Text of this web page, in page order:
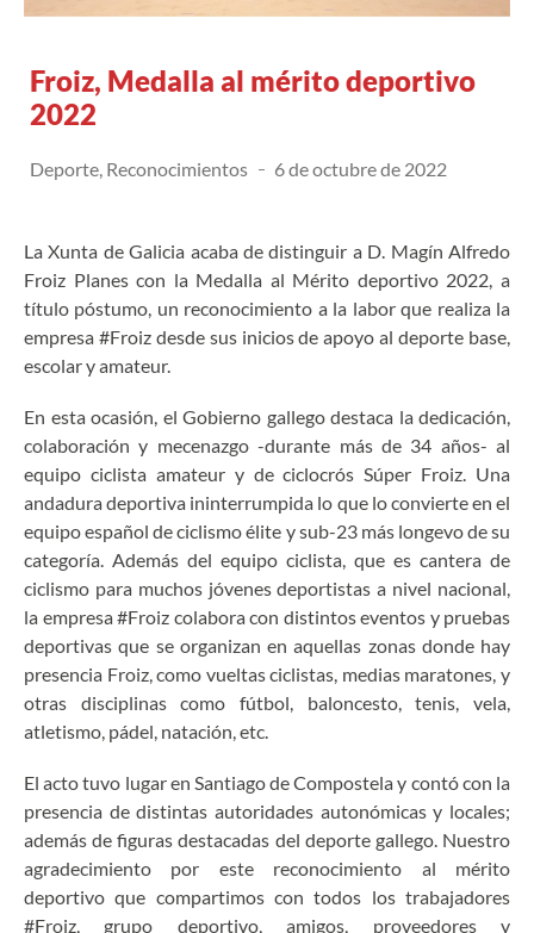
Froiz, Medalla al mérito deportivo
2022
Deporte, Reconocimientos 6 de octubre de 2022
La Xunta de Galicia acaba de distinguir a D. Magín Alfredo
Froiz Planes con la Medalla al Mérito deportivo 2022, a
título póstumo, un reconocimiento a la labor que realiza la
empresa #Froiz desde sus inicios de apoyo al deporte base,
escolar y amateur.
En esta ocasión, el Gobierno gallego destaca la dedicación,
colaboración y mecenazgo -durante más de 34 años- al
equipo ciclista amateur y de ciclocrós Súper Froiz. Una
andadura deportiva ininterrumpida lo que lo convierte en el
equipo español de ciclismo élite y sub-23 más longevo de su
categoría. Además del equipo ciclista, que es cantera de
ciclismo para muchos jóvenes deportistas a nivel nacional,
la empresa #Froiz colabora con distintos eventos y pruebas
deportivas que se organizan en aquellas zonas donde hay
presencia Froiz, como vueltas ciclistas, medias maratones, y
otras disciplinas como fútbol, baloncesto, tenis, vela,
atletismo, pádel, natación, etc.
El acto tuvo lugar en Santiago de Compostela y contó con la
presencia de distintas autoridades autonómicas y locales;
además de figuras destacadas del deporte gallego. Nuestro
agradecimiento por este reconocimiento al mérito
deportivo que compartimos con todos los trabajadores
#Froiz, grupo deportivo, amigos, proveedores y